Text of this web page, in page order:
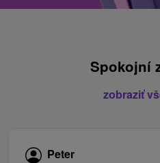
Spokojní
zobraziť
Peter